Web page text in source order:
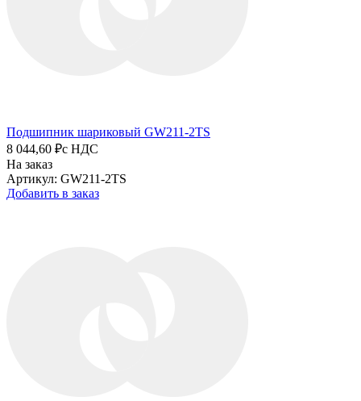
Подшипник шариковый GW211-2TS
8 044,60 ₽с НДС
На заказ
Артикул: GW211-2TS
Добавить в заказ